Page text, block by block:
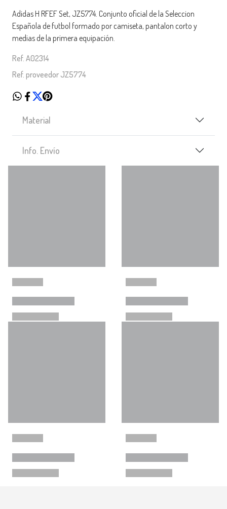
Adidas H RFEF Set, JZ5774. Conjunto oficial de la Seleccion
Española de futbol formado por camiseta, pantalon corto y
medias de la primera equipación.
Ref. A02314
Ref. proveedor JZ5774
Material
Info. Envío